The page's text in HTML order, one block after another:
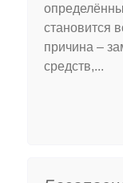
становится
причина –
средств,...